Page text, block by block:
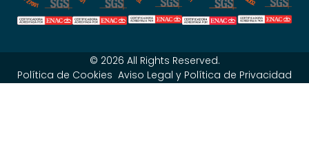
© 2026 All Rights Reserved.
Política de Cookies Aviso Legal y Política de Privacidad